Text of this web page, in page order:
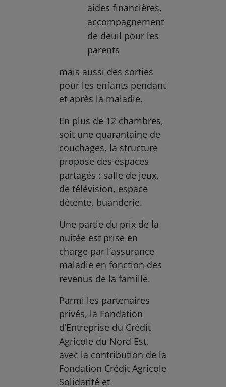
aides financières,
accompagnement
de deuil pour les
parents
mais aussi des sorties
pour les enfants pendant
et après la maladie.
En plus de 12 chambres,
soit une quarantaine de
couchages, la structure
propose des espaces
partagés : salle de jeux,
de télévision, espace
détente, buanderie.
Une partie du prix de la
nuitée est prise en
charge par l’assurance
maladie en fonction des
revenus de la famille.
Parmi les partenaires
privés, la Fondation
d’Entreprise du Crédit
Agricole du Nord Est,
avec la contribution de la
Fondation Crédit Agricole
Solidarité et